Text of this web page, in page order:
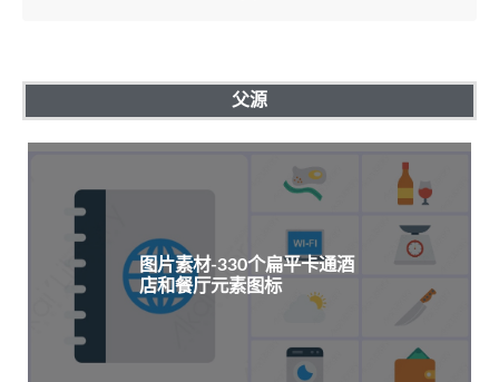
父源
图片素材-330个扁平卡通酒
店和餐厅元素图标